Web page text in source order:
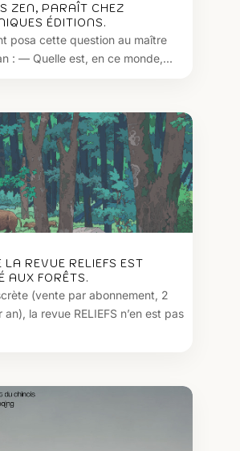
ZEN, PARAÎT CHEZ
ÉDITIONS.
posa cette question au maître
: — Quelle est, en ce monde,...
LA REVUE RELIEFS EST
AUX FORÊTS.
(vente par abonnement, 2
an), la revue RELIEFS n’en est pas